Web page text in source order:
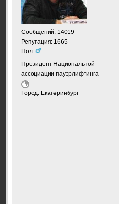
Сообщений: 14019
Репутация: 1665
Пол:
Президент Национальной
ассоциации пауэрлифтинга
Город: Екатеринбург